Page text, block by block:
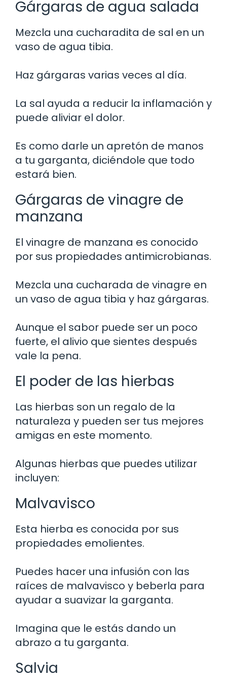
Gárgaras de agua salada
Mezcla una cucharadita de sal en un
vaso de agua tibia.
Haz gárgaras varias veces al día.
La sal ayuda a reducir la inflamación y
puede aliviar el dolor.
Es como darle un apretón de manos
a tu garganta, diciéndole que todo
estará bien.
Gárgaras de vinagre de
manzana
El vinagre de manzana es conocido
por sus propiedades antimicrobianas.
Mezcla una cucharada de vinagre en
un vaso de agua tibia y haz gárgaras.
Aunque el sabor puede ser un poco
fuerte, el alivio que sientes después
vale la pena.
El poder de las hierbas
Las hierbas son un regalo de la
naturaleza y pueden ser tus mejores
amigas en este momento.
Algunas hierbas que puedes utilizar
incluyen:
Malvavisco
Esta hierba es conocida por sus
propiedades emolientes.
Puedes hacer una infusión con las
raíces de malvavisco y beberla para
ayudar a suavizar la garganta.
Imagina que le estás dando un
abrazo a tu garganta.
Salvia